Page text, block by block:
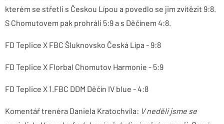
kterém se střetli s Českou Lípou a povedlo se jim zvítězit 9:8.
S Chomutovem pak prohráli 5:9 a s Děčínem 4:8.
FD Teplice X FBC Šluknovsko Česká Lípa - 9:8
FD Teplice X Florbal Chomutov Harmonie - 5:9
FD Teplice X 1.FBC DDM Děčín IV blue - 4:8
Komentář trenéra Daniela Kratochvíla: V neděli jsme se